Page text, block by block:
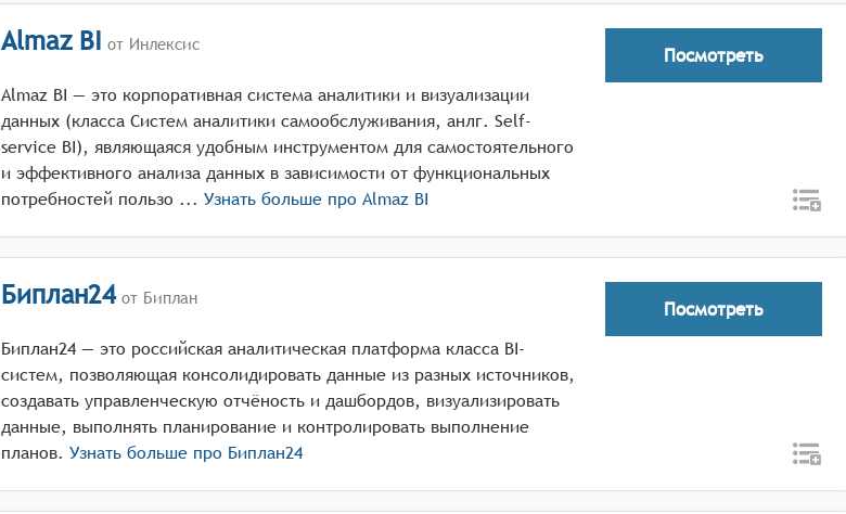
Almaz BI от Инлексис
Almaz BI — это корпоративная система аналитики и визуализации
данных (класса Систем аналитики самообслуживания, анлг. Self-
service BI), являющаяся удобным инструментом для самостоятельного
и эффективного анализа данных в зависимости от функциональных
потребностей пользо ... Узнать больше про Almaz BI
Посмотреть
Биплан24 от Биплан
Биплан24 — это российская аналитическая платформа класса BI-
систем, позволяющая консолидировать данные из разных источников,
создавать управленческую отчёность и дашбордов, визуализировать
данные, выполнять планирование и контролировать выполнение
планов. Узнать больше про Биплан24
Посмотреть